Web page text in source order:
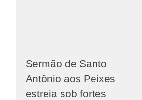
Sermão de Santo
Antônio aos Peixes
estreia sob fortes